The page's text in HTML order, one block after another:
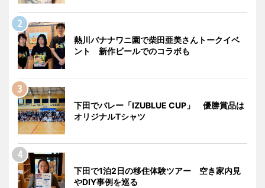
熱川バナナワニ園で柴田亜美さんトークイベ
ント 新作ビールでのコラボも
下田でバレー「IZUBLUE CUP」 優勝賞品は
オリジナルTシャツ
下田で1泊2日の移住体験ツアー 空き家内見
やDIY事例を巡る